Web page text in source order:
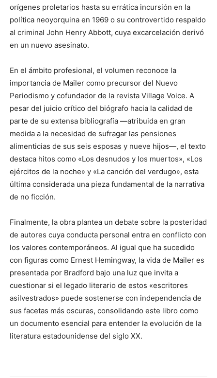
orígenes proletarios hasta su errática incursión en la
política neoyorquina en 1969 o su controvertido respaldo
al criminal John Henry Abbott, cuya excarcelación derivó
en un nuevo asesinato.
En el ámbito profesional, el volumen reconoce la
importancia de Mailer como precursor del Nuevo
Periodismo y cofundador de la revista Village Voice. A
pesar del juicio crítico del biógrafo hacia la calidad de
parte de su extensa bibliografía —atribuida en gran
medida a la necesidad de sufragar las pensiones
alimenticias de sus seis esposas y nueve hijos—, el texto
destaca hitos como «Los desnudos y los muertos», «Los
ejércitos de la noche» y «La canción del verdugo», esta
última considerada una pieza fundamental de la narrativa
de no ficción.
Finalmente, la obra plantea un debate sobre la posteridad
de autores cuya conducta personal entra en conflicto con
los valores contemporáneos. Al igual que ha sucedido
con figuras como Ernest Hemingway, la vida de Mailer es
presentada por Bradford bajo una luz que invita a
cuestionar si el legado literario de estos «escritores
asilvestrados» puede sostenerse con independencia de
sus facetas más oscuras, consolidando este libro como
un documento esencial para entender la evolución de la
literatura estadounidense del siglo XX.